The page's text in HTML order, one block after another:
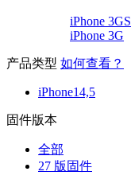
iPhone 3GS
iPhone 3G
产品类型 如何查看？
iPhone14,5
固件版本
全部
27 版固件